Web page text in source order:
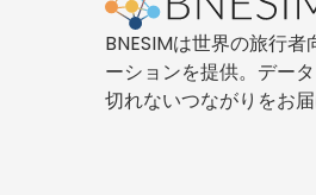
BNESIMは世界の旅行者
ーションを提供。デー
切れないつながりをお届